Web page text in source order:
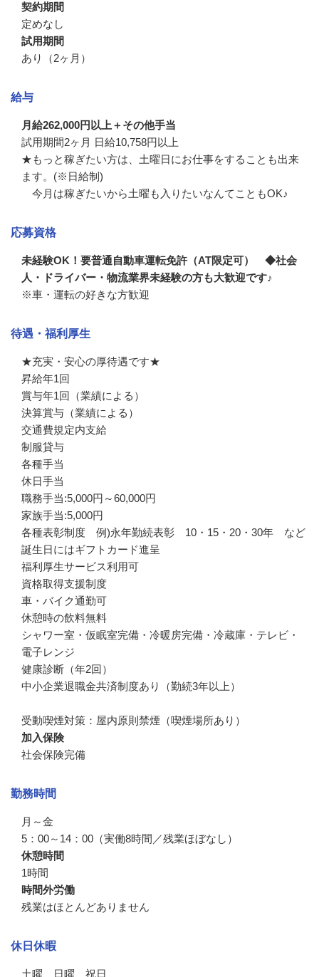
契約期間
定めなし
試用期間
あり（2ヶ月）
給与
月給262,000円以上＋その他手当
試用期間2ヶ月 日給10,758円以上
★もっと稼ぎたい方は、土曜日にお仕事をすることも出来
ます。(※日給制)
今月は稼ぎたいから土曜も入りたいなんてこともOK♪
応募資格
未経験OK！要普通自動車運転免許（AT限定可） ◆社会
人・ドライバー・物流業界未経験の方も大歓迎です♪
※車・運転の好きな方歓迎
待遇・福利厚生
★充実・安心の厚待遇です★
昇給年1回
賞与年1回（業績による）
決算賞与（業績による）
交通費規定内支給
制服貸与
各種手当
休日手当
職務手当:5,000円～60,000円
家族手当:5,000円
各種表彰制度　例)永年勤続表彰　10・15・20・30年　など
誕生日にはギフトカード進呈
福利厚生サービス利用可
資格取得支援制度
車・バイク通勤可
休憩時の飲料無料
シャワー室・仮眠室完備・冷暖房完備・冷蔵庫・テレビ・
電子レンジ
健康診断（年2回）
中小企業退職金共済制度あり（勤続3年以上）
受動喫煙対策：屋内原則禁煙（喫煙場所あり）
加入保険
社会保険完備
勤務時間
月～金
5：00～14：00（実働8時間／残業ほぼなし）
休憩時間
1時間
時間外労働
残業はほとんどありません
休日休暇
土曜、日曜、祝日